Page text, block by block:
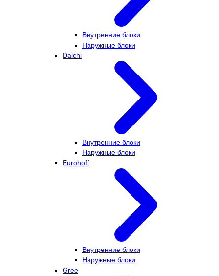
Внутренние блоки
Наружные блоки
Daichi
Внутренние блоки
Наружные блоки
Eurohoff
Внутренние блоки
Наружные блоки
Gree